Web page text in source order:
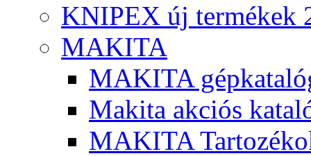
KNIPEX új termékek
MAKITA
MAKITA
Makita akciós
MAKITA